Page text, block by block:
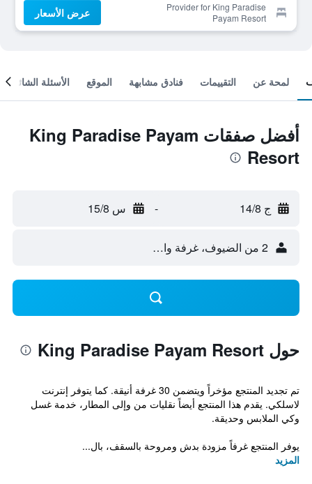
Provider for King Paradise
Payam Resort
عرض الأسعار
لمحة عن التقييمات فنادق مشابهة الموقع الأسئلة الشائعة
أفضل صفقات King Paradise Payam
Resort
ج 14/8 - س 15/8
2 من الضيوف، غرفة واحدة
حول King Paradise Payam Resort
تم تجديد المنتجع مؤخراً ويتضمن 30 غرفة أنيقة. كما يتوفر إنترنت
لاسلكي. يقدم هذا المنتجع أيضاً نقليات من وإلى المطار، خدمة غسل
وكي الملابس وحديقة.
يوفر المنتجع غرفاً مزودة بدش ومروحة بالسقف، بال...
المزيد